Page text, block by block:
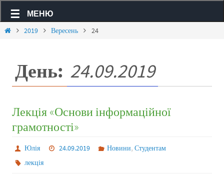
МЕНЮ
2019 Вересень 24
День: 24.09.2019
Лекція «Основи інформаційної
грамотності»
Юлія 24.09.2019 Новини, Студентам
лекція